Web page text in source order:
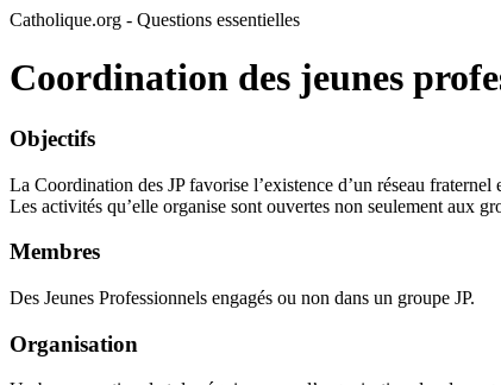
Catholique.org - Questions essentielles
Coordination des jeunes
Objectifs
La Coordination des JP favorise l’existence d’un réseau
Les activités qu’elle organise sont ouvertes non seulement aux
Membres
Des Jeunes Professionnels engagés ou non dans un groupe JP.
Organisation